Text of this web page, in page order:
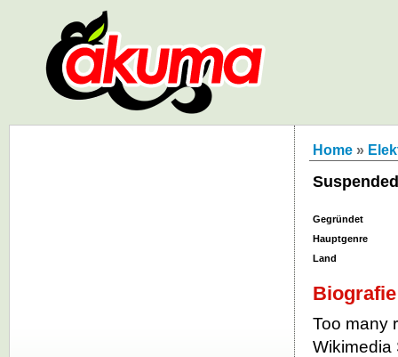
Home »
Gegründet
Hauptgenre
Land
Biografie
Too many
Wikimedia